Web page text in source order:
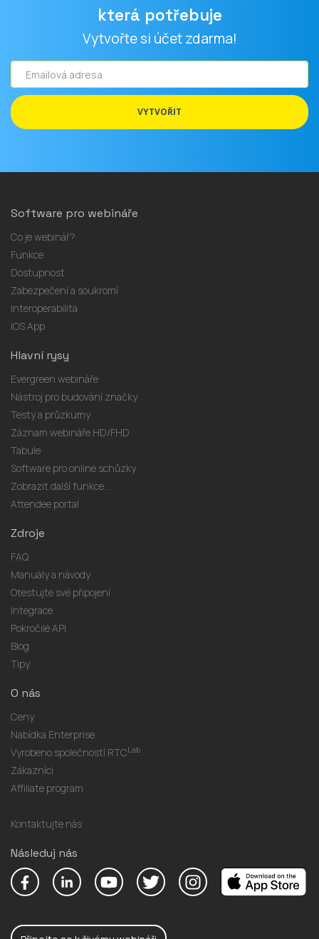
která potřebuje
Vytvořte si účet zdarma!
Emailová
adresa
VYTVOŘIT
Software pro webináře
Co je webinář?
Funkce
Dostupnost
Zabezpečení a soukromí
Interoperabilita
iOS App
Hlavní rysy
Evergreen webináře
Nástroj pro budování značky
Testy a průzkumy
Záznam webináře HD/FHD
Tabule
Software pro online schůzky
Zobrazit další funkce...
Attendee portal
Zdroje
FAQ
Manuály a návody
Otestujte své připojení
Integrace
Pokročilé API
Blog
Tipy
O nás
Ceny
Nabídka Enterprise
Vyrobeno společností RTCLab
Zákazníci
Affiliate program
Kontaktujte nás
Následuj nás